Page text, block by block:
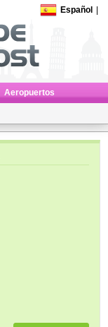
Español
Aeropuertos